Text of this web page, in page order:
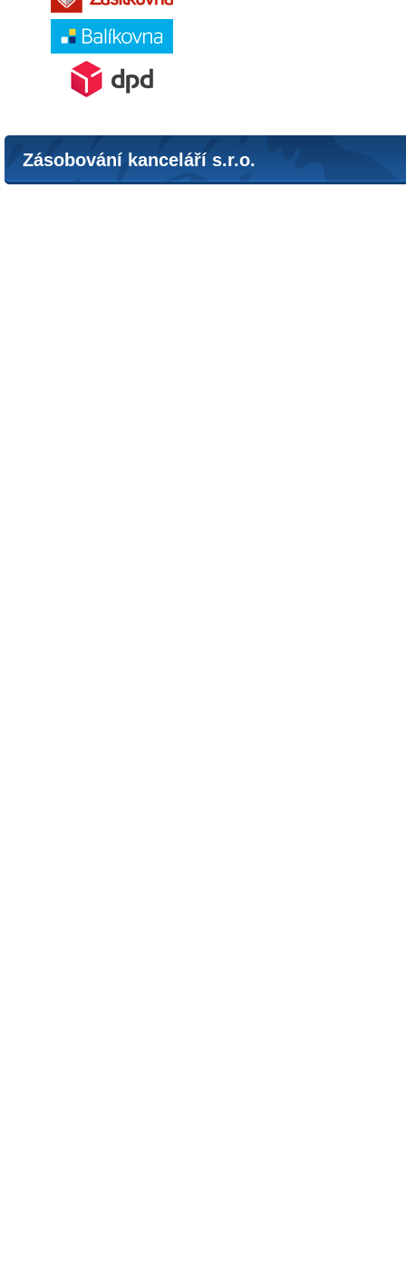
Zásobování kanceláří s.r.o.